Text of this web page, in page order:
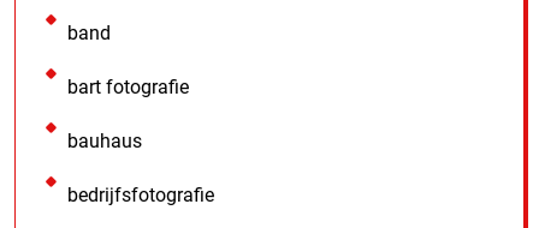
band
bart fotografie
bauhaus
bedrijfsfotografie